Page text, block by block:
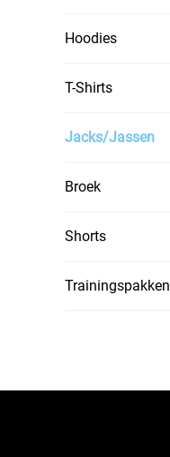
Hoodies
T-Shirts
Jacks/Jassen
Broek
Shorts
Trainingspakken